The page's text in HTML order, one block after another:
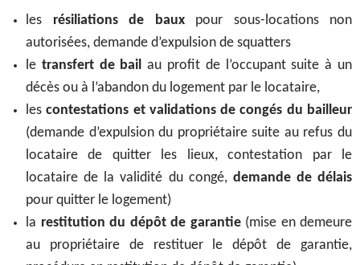
les résiliations de bauxpour sous-locations non
autorisées, demande d’expulsion de squatters
le transfert de bail au profit de l’occupant suite à un
décès ou à l’abandon du logement par le locataire,
lescontestations et validations de congés du bailleur
(demande d’expulsion du propriétaire suite au refus du
locataire de quitter les lieux, contestation par le
locataire de la validité du congé, demande de délais
pour quitter le logement)
la restitution du dépôt de garantie(mise en demeure
au propriétaire de restituer le dépôt de garantie,